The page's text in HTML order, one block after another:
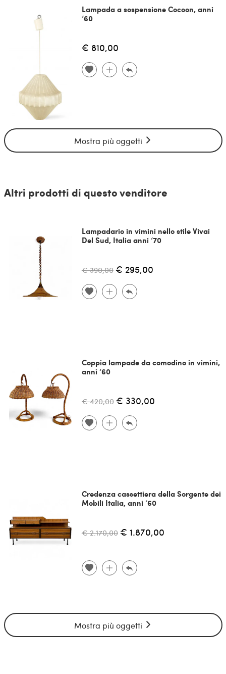
Lampada a sospensione Cocoon, anni
’60
€ 810,00
Mostra più oggetti
Altri prodotti di questo venditore
Lampadario in vimini nello stile Vivai
Del Sud, Italia anni ‘70
€ 390,00 € 295,00
Coppia lampade da comodino in vimini,
anni ‘60
€ 420,00 € 330,00
Credenza cassettiera della Sorgente dei
Mobili Italia, anni ‘60
€ 2.170,00 € 1.870,00
Mostra più oggetti